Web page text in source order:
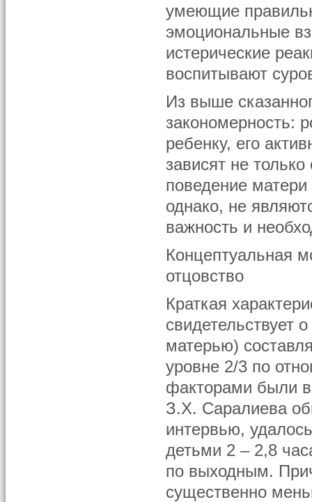
умеющие
эмоциональные
истерические
воспитывают
Из выше
закономерность:
ребенку, его
зависят не
поведение
однако, не
важность и
Концептуальная
отцовство
Краткая
свидетельствует
матерью)
уровне 2/3 по
факторами были
З.Х. Саралиева
интервью,
детьми 2 – 2,8
по выходным.
существенно